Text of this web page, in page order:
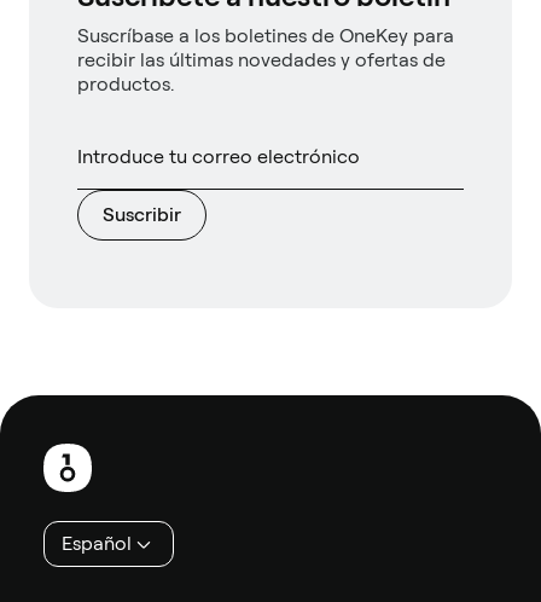
Suscríbase a los boletines de OneKey para
recibir las últimas novedades y ofertas de
productos.
Suscribir
Pie
página
Español